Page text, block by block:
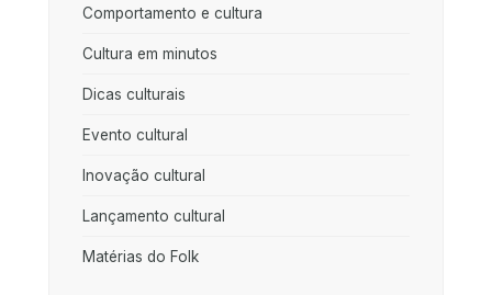
Comportamento e cultura
Cultura em minutos
Dicas culturais
Evento cultural
Inovação cultural
Lançamento cultural
Matérias do Folk